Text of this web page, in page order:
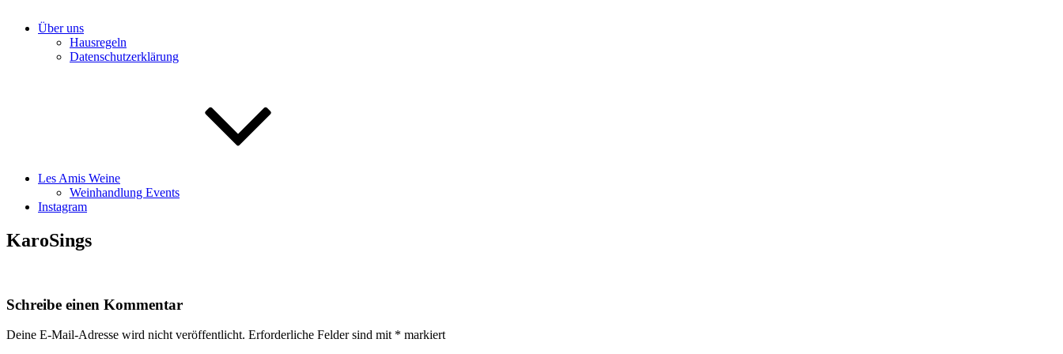
Über uns
Hausregeln
Datenschutzerklärung
Les Amis Weine
Weinhandlung Events
Instagram
KaroSings
Schreibe einen Kommentar
Deine E-Mail-Adresse wird nicht veröffentlicht. Erforderliche Felder sind mit * markiert